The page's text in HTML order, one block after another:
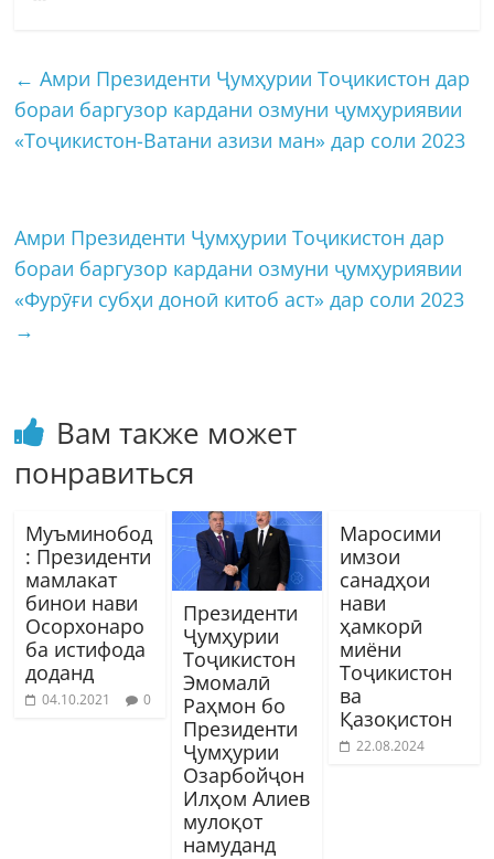
← Амри Президенти Ҷумҳурии Тоҷикистон дар
бораи баргузор кардани озмуни ҷумҳуриявии
«Тоҷикистон-Ватани азизи ман» дар соли 2023
Амри Президенти Ҷумҳурии Тоҷикистон дар
бораи баргузор кардани озмуни ҷумҳуриявии
«Фурӯғи субҳи доноӣ китоб аст» дар соли 2023
→
Вам также может
понравиться
Муъминобод
: Президенти
мамлакат
бинои нави
Осорхонаро
ба истифода
доданд
04.10.2021 0
Президенти
Ҷумҳурии
Тоҷикистон
Эмомалӣ
Раҳмон бо
Президенти
Ҷумҳурии
Озарбойҷон
Илҳом Алиев
мулоқот
намуданд
Маросими
имзои
санадҳои
нави
ҳамкорӣ
миёни
Тоҷикистон
ва
Қазоқистон
22.08.2024